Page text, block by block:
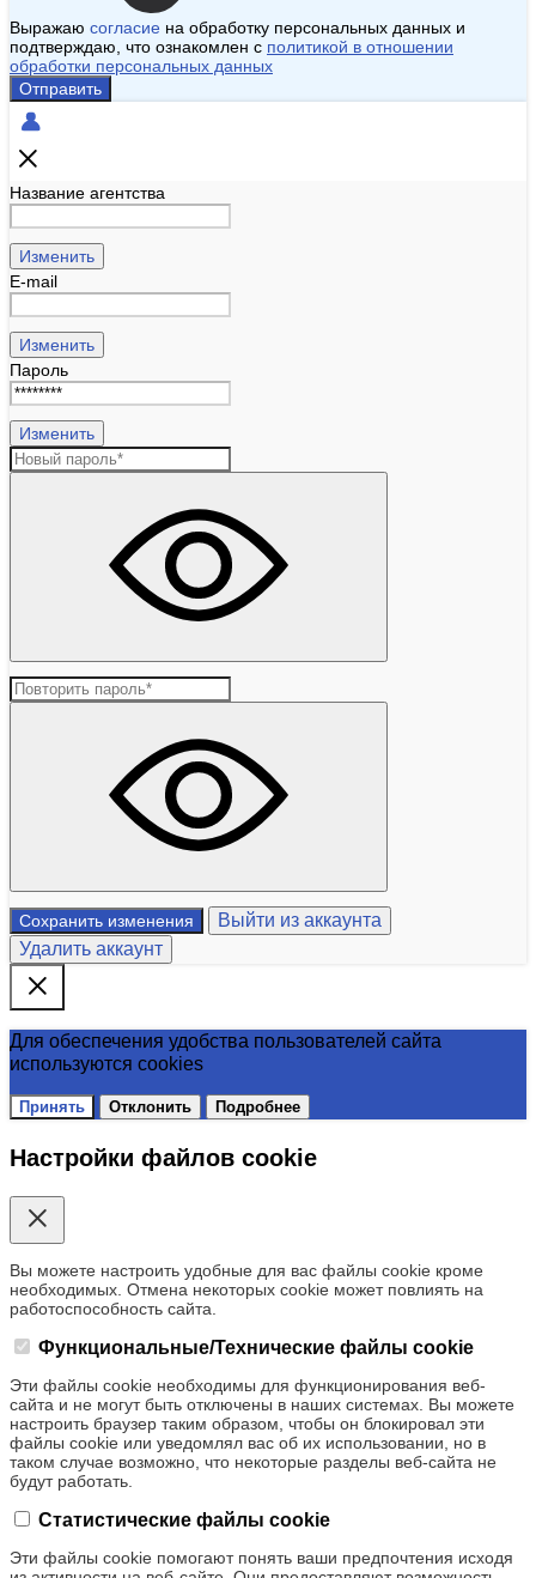
Выражаю согласие на обработку персональных данных и
подтверждаю, что ознакомлен с политикой в отношении
обработки персональных данных
Отправить
Название агентства
Изменить
E-mail
Изменить
Пароль
Изменить
Сохранить изменения
Выйти из аккаунта
Удалить аккаунт
Для обеспечения удобства пользователей сайта
используются cookies
Принять Отклонить Подробнее
Настройки файлов cookie
Вы можете настроить удобные для вас файлы cookie кроме
необходимых. Отмена некоторых cookie может повлиять на
работоспособность сайта.
Функциональные/Технические файлы cookie
Эти файлы cookie необходимы для функционирования веб-
сайта и не могут быть отключены в наших системах. Вы можете
настроить браузер таким образом, чтобы он блокировал эти
файлы cookie или уведомлял вас об их использовании, но в
таком случае возможно, что некоторые разделы веб-сайта не
будут работать.
Статистические файлы cookie
Эти файлы cookie помогают понять ваши предпочтения исходя